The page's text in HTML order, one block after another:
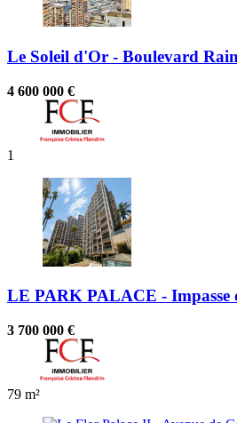
Le Soleil d'Or - Boulevard
4 600 000 €
1
LE PARK PALACE - Impasse
3 700 000 €
79 m²